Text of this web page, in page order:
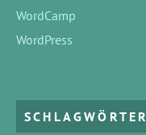
WordCamp
WordPress
SCHLAGWÖRTER